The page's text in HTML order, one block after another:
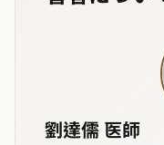
劉達儒 医師